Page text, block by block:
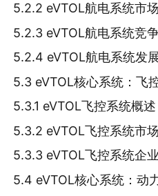
5.2.2 eVTOL航电系统市
5.2.3 eVTOL航电系统竞
5.2.4 eVTOL航电系统发
5.3 eVTOL核心系统：飞
5.3.1 eVTOL飞控系统概述
5.3.2 eVTOL飞控系统市
5.3.3 eVTOL飞控系统企
5.4 eVTOL核心系统：动